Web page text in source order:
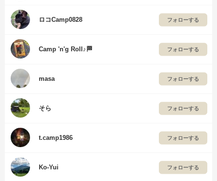
ロコCamp0828 フォローする
Camp 'n'g Roll♪🏁 フォローする
masa フォローする
そら フォローする
t.camp1986 フォローする
Ko-Yui フォローする